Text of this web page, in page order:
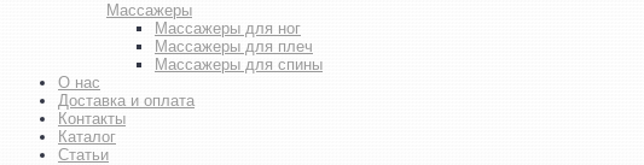
Массажеры
Массажеры для ног
Массажеры для плеч
Массажеры для спины
О нас
Доставка и оплата
Контакты
Каталог
Статьи